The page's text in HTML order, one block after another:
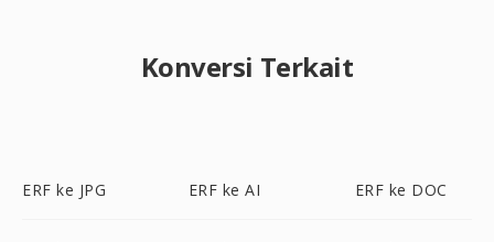
Konversi Terkait
ERF ke JPG ERF ke AI ERF ke DOC